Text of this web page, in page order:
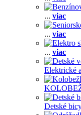
... viac
... viac
... viac
Elektrické
Detské